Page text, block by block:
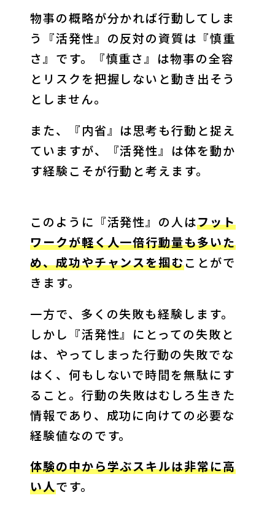
物事の概略が分かれば行動してしま
う『活発性』の反対の資質は『慎重
さ』です。『慎重さ』は物事の全容
とリスクを把握しないと動き出そう
としません。
また、『内省』は思考も行動と捉え
ていますが、『活発性』は体を動か
す経験こそが行動と考えます。
このように『活発性』の人はフット
ワークが軽く人一倍行動量も多いた
め、成功やチャンスを掴むことがで
きます。
一方で、多くの失敗も経験します。
しかし『活発性』にとっての失敗と
は、やってしまった行動の失敗でな
はく、何もしないで時間を無駄にす
ること。行動の失敗はむしろ生きた
情報であり、成功に向けての必要な
経験値なのです。
体験の中から学ぶスキルは非常に高
い人です。